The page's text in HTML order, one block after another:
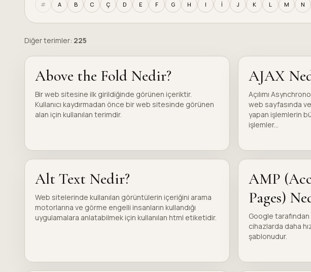
# A B C Ç D E F G H I İ J K L M N
Diğer terimler: 225
Above the Fold Nedir?
Bir web sitesine ilk girildiğinde görünen içeriktir.
Kullanıcı kaydırmadan önce bir web sitesinde görünen
alan için kullanılan terimdir.
AJAX
Açılımı
web sayfasında
yapan işlemlerin
işlemler...
Alt Text Nedir?
Web sitelerinde kullanılan görüntülerin içeriğini arama
motorlarına ve görme engelli insanların kullandığı
uygulamalara anlatabilmek için kullanılan html etiketidir.
AMP
Pages)
Google
cihazlarda daha
şablonudur.